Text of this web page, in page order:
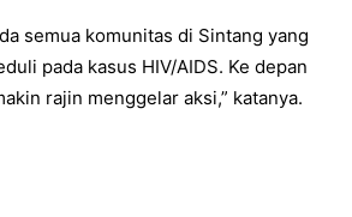
semua komunitas di Sintang yang
pada kasus HIV/AIDS. Ke depan
rajin menggelar aksi,” katanya.